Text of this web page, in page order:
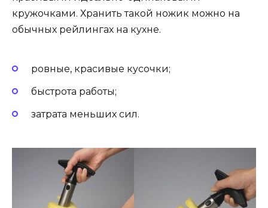
кружочками. Хранить такой ножик можно на
обычных рейлингах на кухне.
ровные, красивые кусочки;
быстрота работы;
затрата меньших сил.